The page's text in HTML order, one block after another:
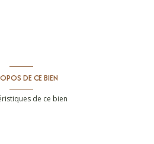
DE CE BIEN
de ce bien